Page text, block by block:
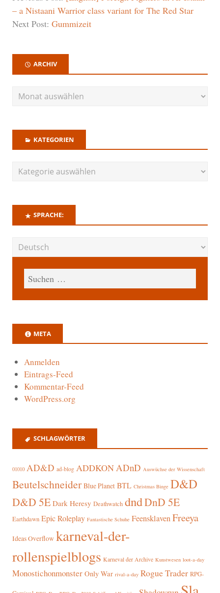
– a Nistaani Warrior class variant for The Red Star
Next Post: Gummizeit
ARCHIV
KATEGORIEN
SPRACHE:
META
Anmelden
Eintrags-Feed
Kommentar-Feed
WordPress.org
SCHLAGWÖRTER
01010 AD&D ad-blog ADDKON ADnD Auswüchse der Wissenschaft
Beutelschneider Blue Planet BTL Christmas Binge D&D
D&D 5E Dark Heresy Deathwatch dndDnD 5E
Earthdawn Epic Roleplay Fantastische Schuhe FeensklavenFreeya
Ideas Overflow karneval-der-
rollenspielblogs Karneval der Archive Kunstwesen loot-a-day
Monostichonmonster Only War rival-a-day Rogue Trader RPG-